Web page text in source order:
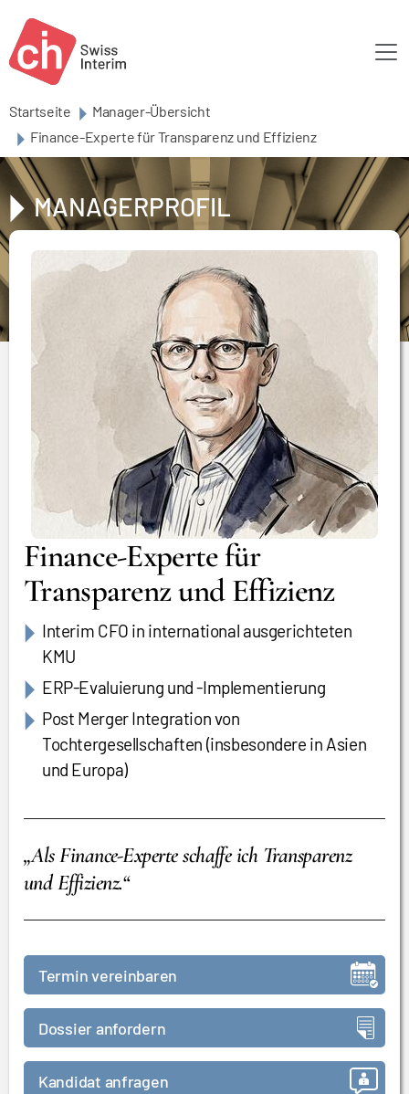
Startseite
Manager-Übersicht
Finance-Experte für Transparenz und Effizienz
MANAGERPROFIL
Finance-Experte für
Transparenz und Effizienz
Interim CFO in international ausgerichteten
KMU
ERP-Evaluierung und -Implementierung
Post Merger Integration von
Tochtergesellschaften (insbesondere in Asien
und Europa)
„Als Finance-Experte schaffe ich Transparenz
und Effizienz.“
Termin vereinbaren
Dossier anfordern
Kandidat anfragen